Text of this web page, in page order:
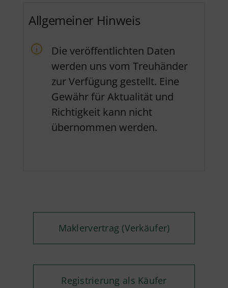
Allgemeiner Hinweis
Die veröffentlichten Daten
werden uns vom Treuhänder
zur Verfügung gestellt. Eine
Gewähr für Aktualität und
Richtigkeit kann nicht
übernommen werden.
Maklervertrag (Verkäufer)
Registrierung als Käufer